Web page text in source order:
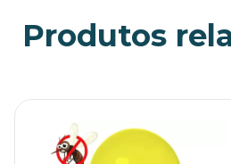
Produtos